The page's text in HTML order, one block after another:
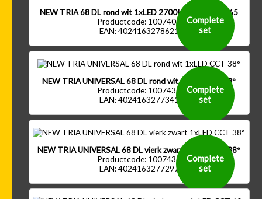
NEW TRIA 68 DL rond wit 1xLED 2700K 38° IP20/ IP65
Productcode: 1007405
EAN: 4024163278621
Complete
set
NEW TRIA UNIVERSAL 68 DL rond wit 1xLED CCT 38°
Productcode: 1007433
EAN: 4024163277341
Complete
set
NEW TRIA UNIVERSAL 68 DL vierk zwart 1xLED CCT 38°
Productcode: 1007438
EAN: 4024163277297
Complete
set